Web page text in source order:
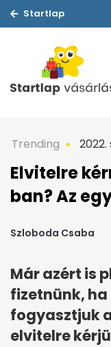
Startlap
Trending
Elvitelre
ban? Az
Szloboda Csaba
Már azért is
fizetnünk, ha
fogyasztjuk
elvitelre